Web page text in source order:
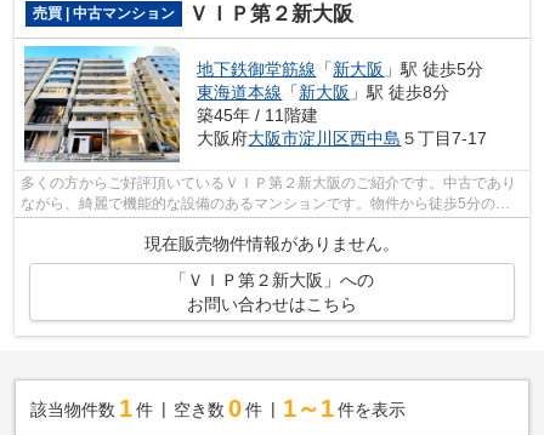
売買 | 中古マンション ＶＩＰ第２新大阪
地下鉄御堂筋線 「新大阪 」駅 徒歩5分
東海道本線 「新大阪 」駅 徒歩8分
築45年 / 11階建
大阪府大阪市淀川区西中島 ５丁目7-17
多くの方からご好評頂いているＶＩＰ第２新大阪のご紹介です。中古であり
ながら、綺麗で機能的な設備のあるマンションです。物件から徒歩5分のと
現在販売物件情報がありません。
「ＶＩＰ第２新大阪」への
お問い合わせはこちら
該当物件数 1件 空き数 0 件 1～1 件を表示